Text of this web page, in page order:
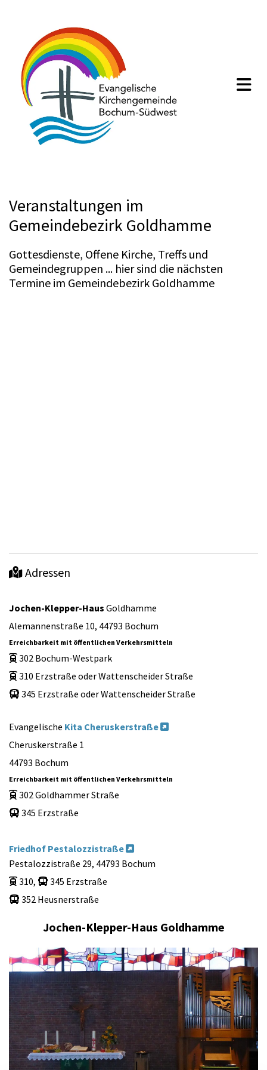
Veranstaltungen im
Gemeindebezirk Goldhamme
Gottesdienste, Offene Kirche, Treffs und
Gemeindegruppen ... hier sind die nächsten
Termine im Gemeindebezirk Goldhamme
Adressen
Jochen-Klepper-Haus Goldhamme
Alemannenstraße 10, 44793 Bochum
Erreichbarkeit mit öffentlichen Verkehrsmitteln
302 Bochum-Westpark
310 Erzstraße oder Wattenscheider Straße
 345 Erzstraße oder Wattenscheider Straße
Evangelische Kita Cheruskerstraße
Cheruskerstraße 1
44793 Bochum
Erreichbarkeit mit öffentlichen Verkehrsmitteln
302 Goldhammer Straße
 345 Erzstraße
Friedhof Pestalozzistraße
Pestalozzistraße 29, 44793 Bochum
310,  345 Erzstraße
 352 Heusnerstraße
Jochen-Klepper-Haus Goldhamme